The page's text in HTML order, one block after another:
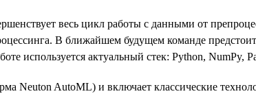
весь цикл работы с данными от
В ближайшем будущем команде
используется актуальный стек: Python, NumPy,
Neuton AutoML) и включает классические